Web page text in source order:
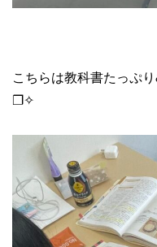
こちらは教科書たっぷ
❐✧